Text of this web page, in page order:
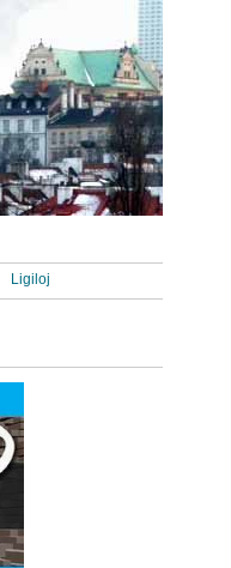
Ligiloj